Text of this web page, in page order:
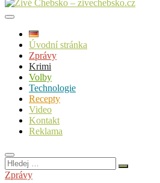
Úvodní stránka
Zprávy
Krimi
Volby
Technologie
Recepty
Video
Kontakt
Reklama
Hledej
…
Zprávy